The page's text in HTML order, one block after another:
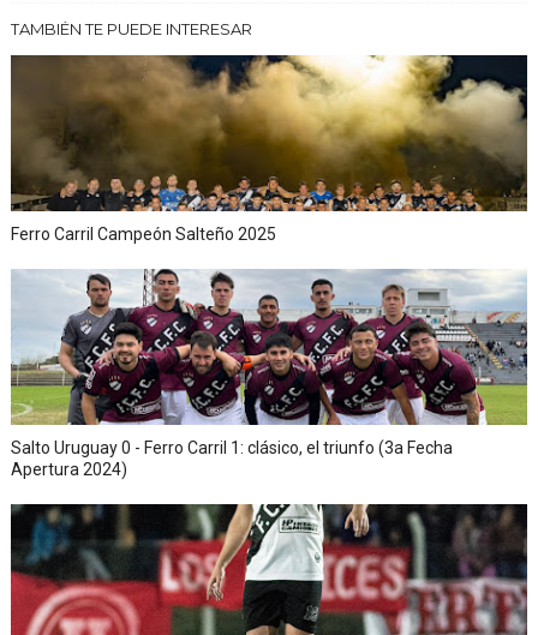
TAMBIÉN TE PUEDE INTERESAR
Ferro Carril Campeón Salteño 2025
Salto Uruguay 0 - Ferro Carril 1: clásico, el triunfo (3a Fecha
Apertura 2024)